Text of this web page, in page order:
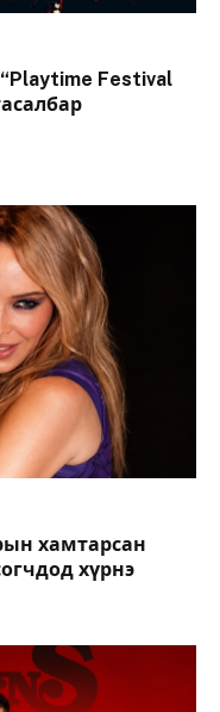
Festival
хамтарсан
хүрнэ